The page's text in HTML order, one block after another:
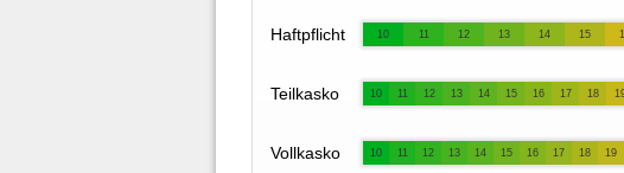
Haftpflicht 10 11 12 13 14 15
Teilkasko 10 11 12 13 14 15 16 17 18
Vollkasko 10 11 12 13 14 15 16 17 18 19